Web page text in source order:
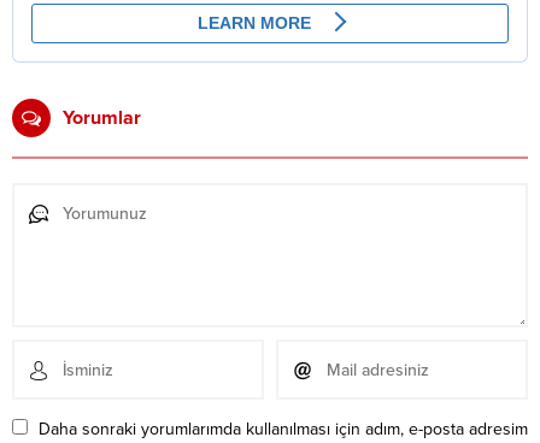
Yorumlar
Daha sonraki yorumlarımda kullanılması için adım, e-posta adresim